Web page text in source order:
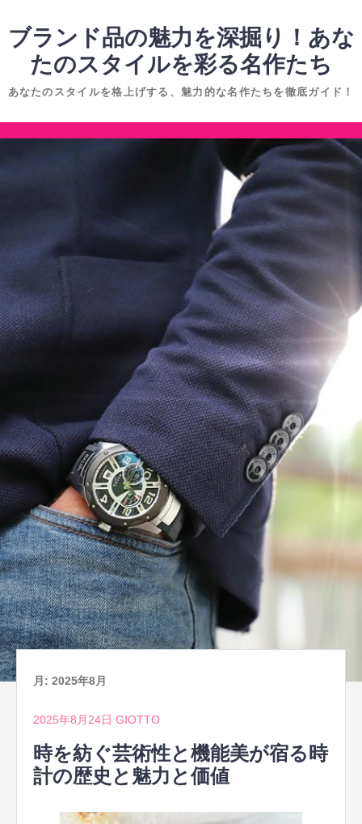
ン
ツ
へ
ス
ブランド品の魅力を深掘り！あな
たのスタイルを彩る名作たち
あなたのスタイルを格上げする、魅力的な名作たちを徹底ガイド！
コ
キ
ッ
プ
月: 2025年8月
2025年8月24日 GIOTTO
時を紡ぐ芸術性と機能美が宿る時
計の歴史と魅力と価値